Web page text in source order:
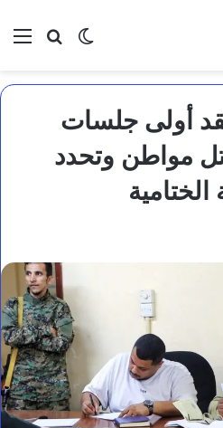
بحثالوضع
أولى جلسات
مواطن وتحدد
الختامية